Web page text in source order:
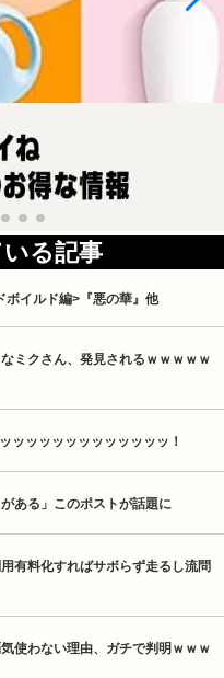
る記事
イルド編>『悪の華』他
ミクさん、発見されるｗｗｗｗｗ
ッッッッッッッッッッッッ！
ある」このポストが話題に
有料化すればサボらず走るし流問
使わない理由、ガチで判明ｗｗｗ